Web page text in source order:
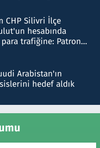
CHP Silivri İlçe
hesabında
trafiğine: Patron
Arabistan'ın
hedef aldık